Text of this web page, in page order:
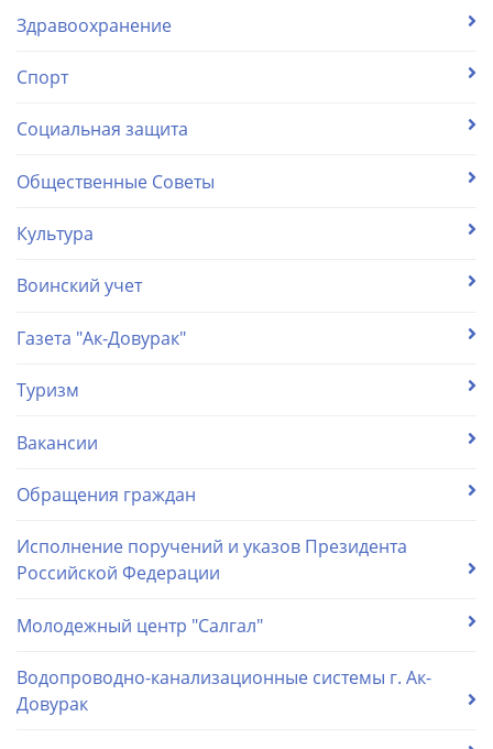
Здравоохранение
Спорт
Социальная защита
Общественные Советы
Культура
Воинский учет
Газета "Ак-Довурак"
Туризм
Вакансии
Обращения граждан
Исполнение поручений и указов Президента
Российской Федерации
Молодежный центр "Салгал"
Водопроводно-канализационные системы г. Ак-
Довурак